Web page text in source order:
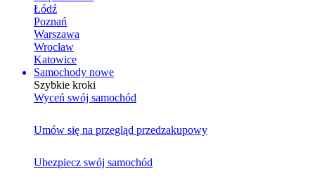
Łódź
Poznań
Warszawa
Wrocław
Katowice
Samochody nowe
Szybkie kroki
Wyceń swój samochód
Umów się na przegląd przedzakupowy
Ubezpiecz swój samochód